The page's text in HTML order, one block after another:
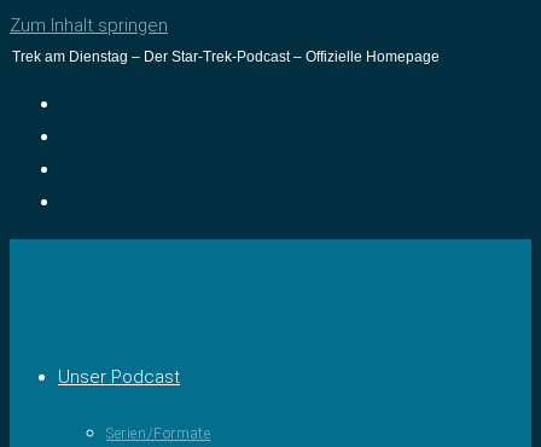
Zum Inhalt springen
Trek am Dienstag – Der Star-Trek-Podcast – Offizielle Homepage
Unser Podcast
Serien/Formate